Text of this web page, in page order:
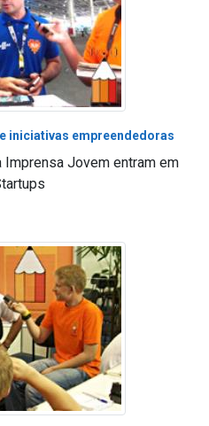
iniciativas empreendedoras
Imprensa Jovem entram em